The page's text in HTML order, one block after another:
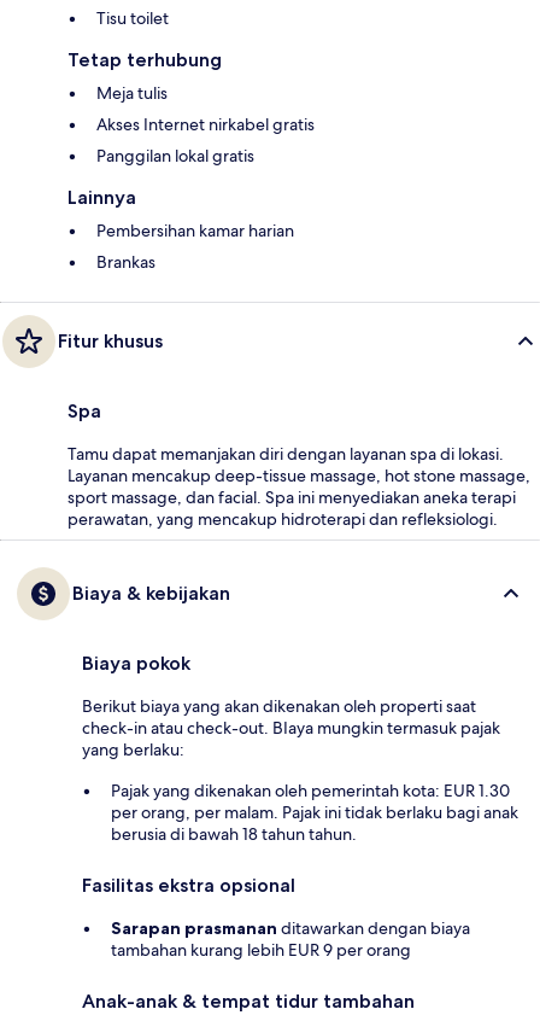
Tisu toilet
Tetap terhubung
Meja tulis
Akses Internet nirkabel gratis
Panggilan lokal gratis
Lainnya
Pembersihan kamar harian
Brankas
Fitur khusus
Spa
Tamu dapat memanjakan diri dengan layanan spa di lokasi.
Layanan mencakup deep-tissue massage, hot stone massage,
sport massage, dan facial. Spa ini menyediakan aneka terapi
perawatan, yang mencakup hidroterapi dan refleksiologi.
Biaya & kebijakan
Biaya pokok
Berikut biaya yang akan dikenakan oleh properti saat
check-in atau check-out. BIaya mungkin termasuk pajak
yang berlaku:
Pajak yang dikenakan oleh pemerintah kota: EUR 1.30
per orang, per malam. Pajak ini tidak berlaku bagi anak
berusia di bawah 18 tahun tahun.
Fasilitas ekstra opsional
Sarapan prasmanan ditawarkan dengan biaya
tambahan kurang lebih EUR 9 per orang
Anak-anak & tempat tidur tambahan